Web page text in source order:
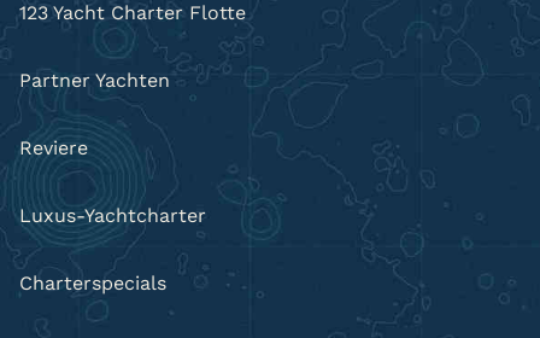
123 Yacht Charter Flotte
Partner Yachten
Reviere
Luxus-Yachtcharter
Charterspecials